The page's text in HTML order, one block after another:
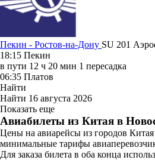
Пекин - Ростов-на-Дону SU 201
18:15 Пекин
в пути 12 ч 20 мин 1 пересадка
06:35 Платов
Найти
Найти 16 августа 2026
Показать еще
Авиабилеты из Китая в
Цены на авиарейсы из городов
минимальные тарифы
Для заказа билета в оба конца